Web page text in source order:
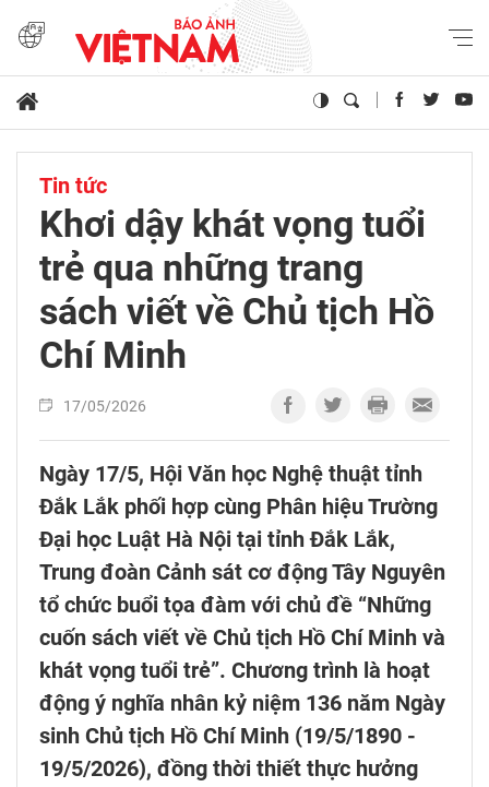
Tin tức
Khơi dậy khát vọng tuổi
trẻ qua những trang
sách viết về Chủ tịch Hồ
Chí Minh
17/05/2026
Ngày 17/5, Hội Văn học Nghệ thuật tỉnh
Đắk Lắk phối hợp cùng Phân hiệu Trường
Đại học Luật Hà Nội tại tỉnh Đắk Lắk,
Trung đoàn Cảnh sát cơ động Tây Nguyên
tổ chức buổi tọa đàm với chủ đề “Những
cuốn sách viết về Chủ tịch Hồ Chí Minh và
khát vọng tuổi trẻ”. Chương trình là hoạt
động ý nghĩa nhân kỷ niệm 136 năm Ngày
sinh Chủ tịch Hồ Chí Minh (19/5/1890 -
19/5/2026), đồng thời thiết thực hưởng